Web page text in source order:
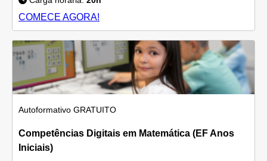
COMECE AGORA!
Autoformativo GRATUITO
Competências Digitais em Matemática (EF Anos
Iniciais)